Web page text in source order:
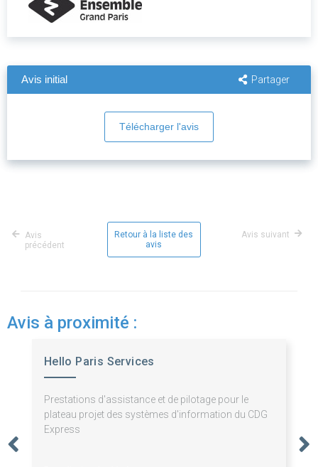
Avis initial Partager
Télécharger l'avis
Avis
précédent
Retour à la liste des
avis
Avis suivant
Avis à proximité :
Hello Paris Services
Prestations d'assistance et de pilotage pour le
plateau projet des systèmes d'information du CDG
Express